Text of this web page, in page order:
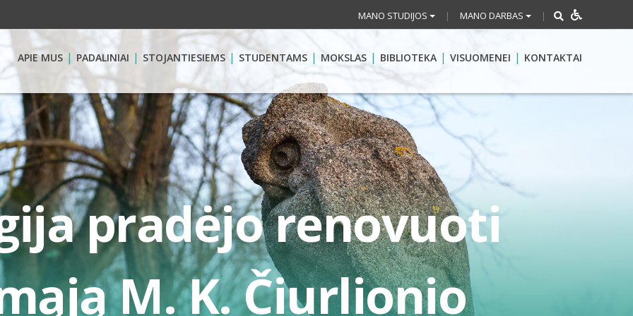
MANO STUDIJOS | MANO DARBAS |
APIE MUS PADALINIAI STOJANTIESIEMS STUDENTAMS MOKSLAS BIBLIOTEKA VISUOMENEI KONTAKTAI
pradėjo renovuoti
M. K. Čiurlionio